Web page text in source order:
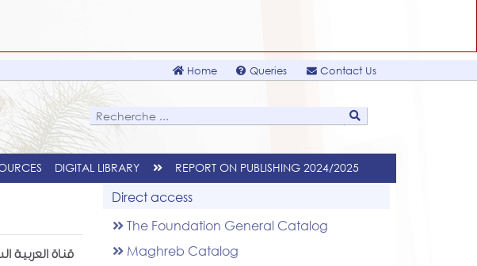
Home Queries Contact Us
DIGITAL LIBRARY REPORT ON PUBLISHING 2024/2025
Direct access
The Foundation General Catalog
Maghreb Catalog
قناة العربية